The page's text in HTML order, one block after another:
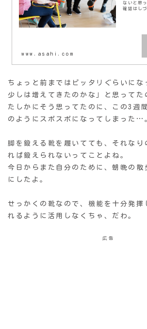
ないと思
確認はし
www.asahi.com
ちょっと前まではピッタリぐらいにな
少しは増えてきたのかな」と思ってた
たしかにそう思ってたのに、この3週
のようにスポスポになってしまった…
脚を鍛える靴を履いてても、それなり
れば鍛えられないってことよね。
今日からまた自分のために、朝晩の散
にしたよ。
せっかくの靴なので、機能を十分発揮
れるように活用しなくちゃ、だわ。
広告